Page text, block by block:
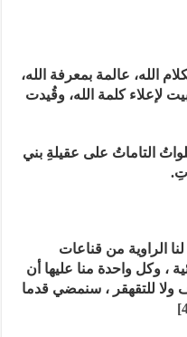
الله، عالمة بمعرفة الله،
لإعلاء كلمة الله، وقُيدت
التاماتُ على عقيلةِ بني
الراوية من قناعات
، وكل واحدة منا عليها أن
ولا للتقهقر ، سنمضي قدما